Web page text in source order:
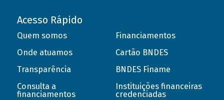
Acesso Rápido
Quem somos
Onde atuamos
Transparência
Consulta a
financiamentos
Financiamentos
Cartão BNDES
BNDES Finame
Instituições financeiras
credenciadas